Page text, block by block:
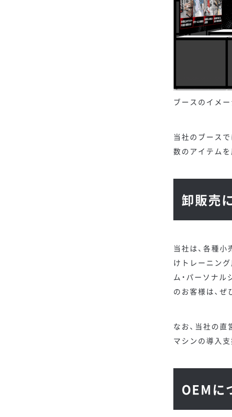
ブースのイメ
当社のブース
数のアイテムを
卸販売
当社は、各種
けトレーニン
ム・パーソナ
のお客様は、ぜ
なお、当社の
マシンの導入
OEMに